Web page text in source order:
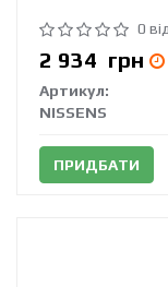
0
2 934 грн
Артикул:
NISSENS
ПРИДБАТИ